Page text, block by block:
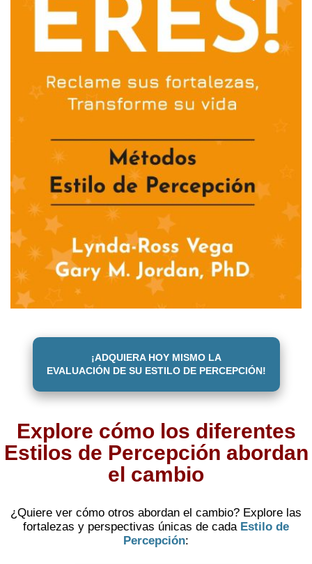
¡ADQUIERA HOY MISMO LA
EVALUACIÓN DE SU ESTILO DE PERCEPCIÓN!
Explore cómo los diferentes
Estilos de Percepción abordan
el cambio
¿Quiere ver cómo otros abordan el cambio? Explore las
fortalezas y perspectivas únicas de cada Estilo de
Percepción: